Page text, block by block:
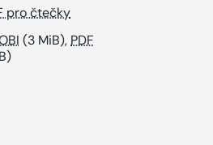
pro čtečky
(3 MiB), PDF